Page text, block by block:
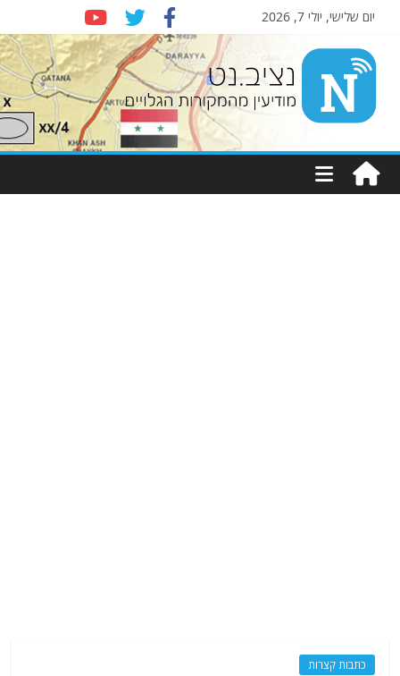
יום שלישי, יולי 7, 2026
Nziv.net
מודיעין
מהמקורות
כתבות קצרות